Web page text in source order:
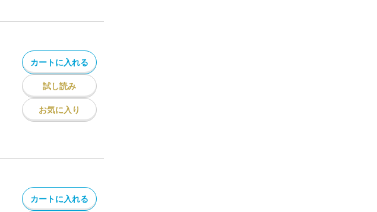
カートに入れる
試し読み
お気に入り
カートに入れる